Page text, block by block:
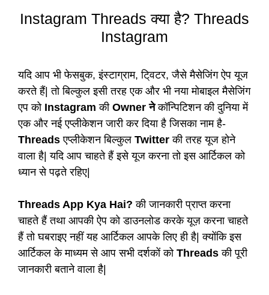
Instagram Threads क्या है? Threads
Instagram
यदि आप भी फेसबुक, इंस्टाग्राम, टि्वटर, जैसे मैसेजिंग ऐप यूज
करते हैं| तो बिल्कुल इसी तरह एक और भी नया मोबाइल मैसेजिंग
एप को Instagram की Owner नेकॉन्पिटिशन की दुनिया में
एक और नई एप्लीकेशन जारी कर दिया है जिसका नाम है-
Threads एप्लीकेशन बिल्कुल Twitter की तरह यूज होने
वाला है| यदि आप चाहते हैं इसे यूज करना तो इस आर्टिकल को
ध्यान से पढ़ते रहिए|
Threads App Kya Hai? की जानकारी प्राप्त करना
चाहते हैं तथा आपकी ऐप को डाउनलोड करके यूज़ करना चाहते
हैं तो घबराइए नहीं यह आर्टिकल आपके लिए ही है| क्योंकि इस
आर्टिकल के माध्यम से आप सभी दर्शकों को Threads की पूरी
जानकारी बताने वाला है|